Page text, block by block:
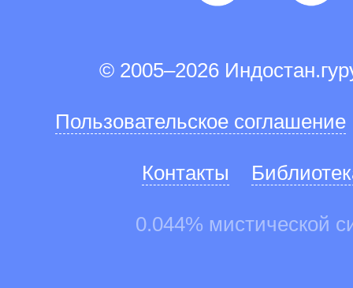
© 2005–2026
Пользовательское соглашение
Контакты
0.044% мистической